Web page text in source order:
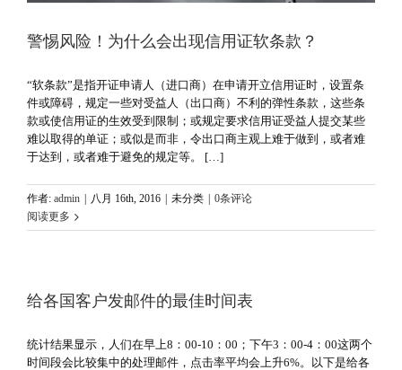
警惕风险！为什么会出现信用证软条款？
“软条款”是指开证申请人（进口商）在申请开立信用证时，设置条
件或障碍，规定一些对受益人（出口商）不利的弹性条款，这些条
款或使信用证的生效受到限制；或规定要求信用证受益人提交某些
难以取得的单证；或似是而非，令出口商主观上难于做到，或者难
于达到，或者难于避免的规定等。 […]
作者: admin | 八月 16th, 2016 | 未分类 | 0条评论
阅读更多
给各国客户发邮件的最佳时间表
统计结果显示，人们在早上8：00-10：00；下午3：00-4：00这两个
时间段会比较集中的处理邮件，点击率平均会上升6%。以下是给各